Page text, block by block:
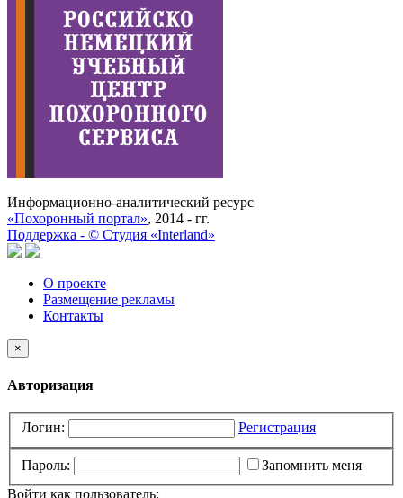
Информационно-аналитический ресурс
«Похоронный портал», 2014 - гг.
Поддержка - © Cтудия «Interland»
О проекте
Размещение рекламы
Контакты
×
Авторизация
Логин: Регистрация
Пароль:
Запомнить меня
Войти как пользователь: